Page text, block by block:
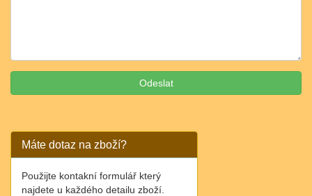
Máte dotaz na zboží?
Použijte kontakní formulář který
najdete u každého detailu zboží.